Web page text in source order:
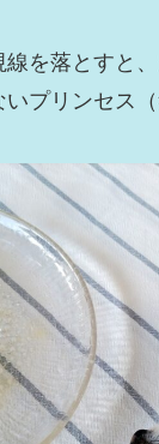
を落とすと
プリンセス（